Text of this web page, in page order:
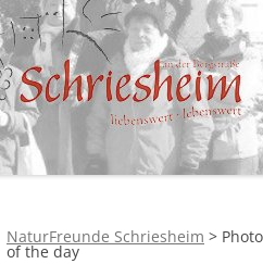
NaturFreunde Schriesheim > Photo
of the day